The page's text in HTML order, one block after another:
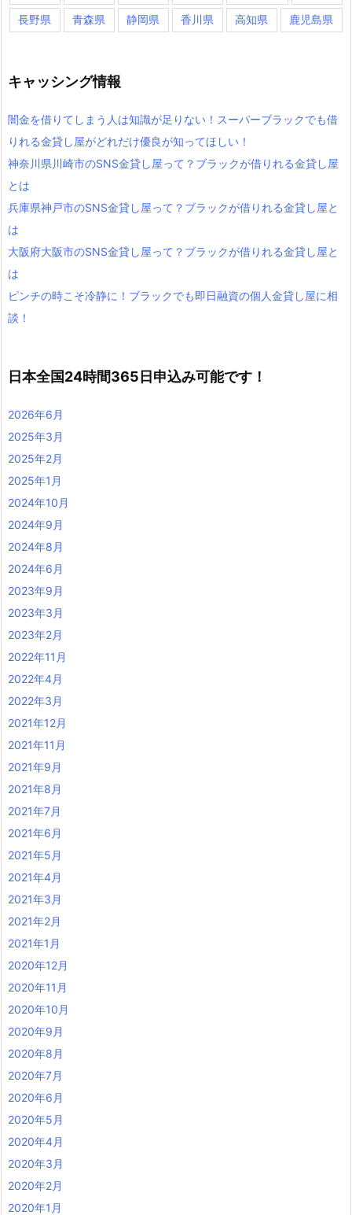
長野県 青森県 静岡県 香川県 高知県 鹿児島県
キャッシング情報
闇金を借りてしまう人は知識が足りない！スーパーブラックでも借
りれる金貸し屋がどれだけ優良が知ってほしい！
神奈川県川崎市のSNS金貸し屋って？ブラックが借りれる金貸し屋
とは
兵庫県神戸市のSNS金貸し屋って？ブラックが借りれる金貸し屋と
は
大阪府大阪市のSNS金貸し屋って？ブラックが借りれる金貸し屋と
は
ピンチの時こそ冷静に！ブラックでも即日融資の個人金貸し屋に相
談！
日本全国24時間365日申込み可能です！
2026年6月
2025年3月
2025年2月
2025年1月
2024年10月
2024年9月
2024年8月
2024年6月
2023年9月
2023年3月
2023年2月
2022年11月
2022年4月
2022年3月
2021年12月
2021年11月
2021年9月
2021年8月
2021年7月
2021年6月
2021年5月
2021年4月
2021年3月
2021年2月
2021年1月
2020年12月
2020年11月
2020年10月
2020年9月
2020年8月
2020年7月
2020年6月
2020年5月
2020年4月
2020年3月
2020年2月
2020年1月